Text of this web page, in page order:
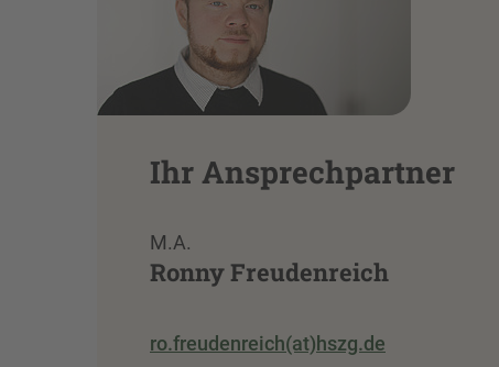
Ihr Ansprechpartner
M.A.
Ronny Freudenreich
ro.freudenreich(at)hszg.de